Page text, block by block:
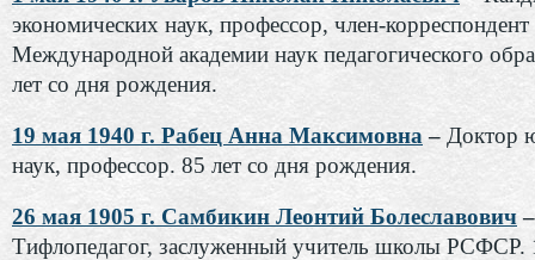
экономических наук, профессор, член-корреспондент
Международной академии наук педагогического
лет со дня рождения.
19 мая 1940 г. Рабец Анна Максимовна – Доктор
наук, профессор. 85 лет со дня рождения.
26 мая 1905 г. Самбикин Леонтий Болеславович–
Тифлопедагог, заслуженный учитель школы РСФСР.